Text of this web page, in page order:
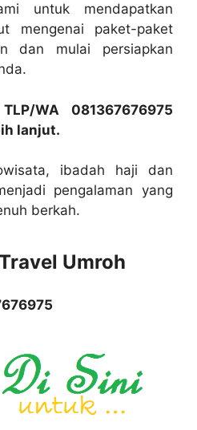
untuk mendapatkan
mengenai paket-paket
dan mulai persiapkan
WA 081367676975
lanjut.
ibadah haji dan
pengalaman yang
berkah.
Umroh